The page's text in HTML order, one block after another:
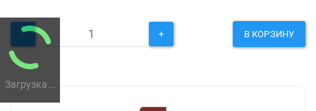
Загрузка...
- + В КОРЗИНУ